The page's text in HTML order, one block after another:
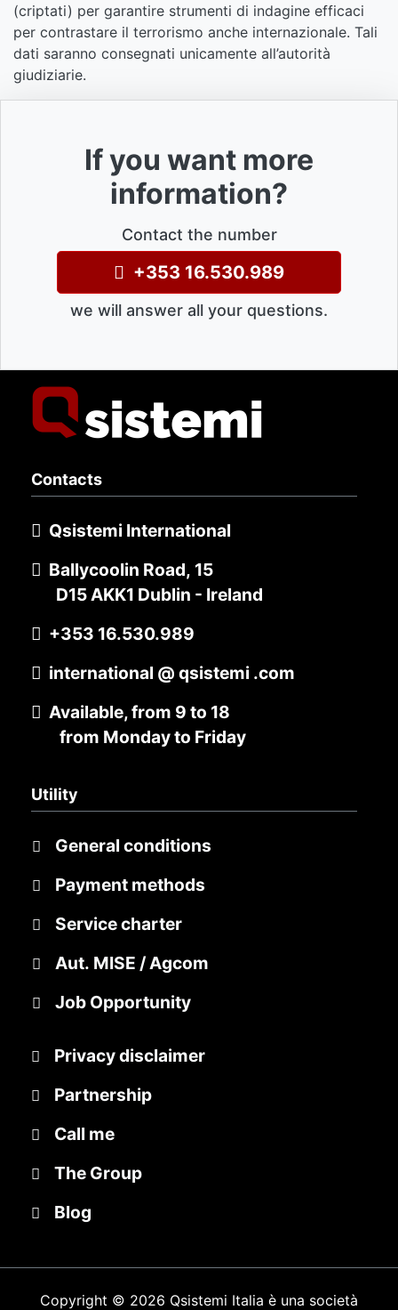
(criptati) per garantire strumenti di indagine efficaci
per contrastare il terrorismo anche internazionale. Tali
dati saranno consegnati unicamente all’autorità
giudiziarie.
If you want more
information?
Contact the number
+353 16.530.989
we will answer all your questions.
Contacts
Qsistemi International
Ballycoolin Road, 15
D15 AKK1 Dublin - Ireland
+353 16.530.989
international @ qsistemi .com
Available, from 9 to 18
from Monday to Friday
Utility
General conditions
Payment methods
Service charter
Aut. MISE / Agcom
Job Opportunity
Privacy disclaimer
Partnership
Call me
The Group
Blog
Copyright © 2026 Qsistemi Italia è una società